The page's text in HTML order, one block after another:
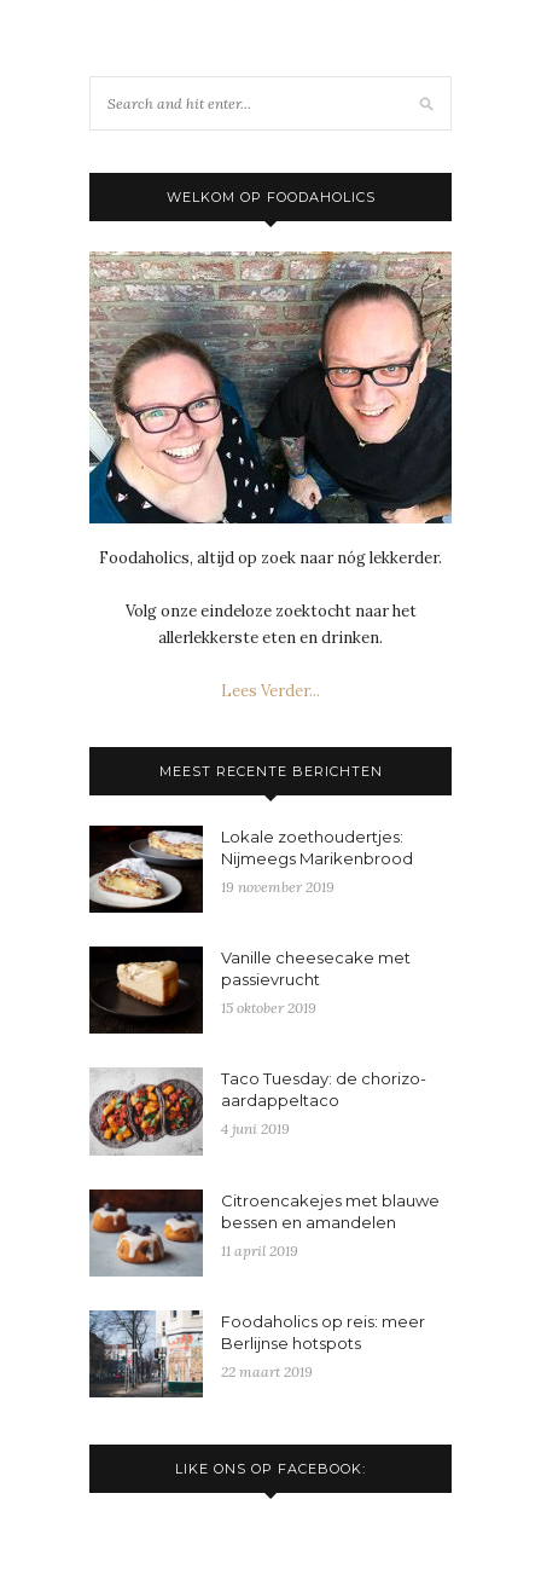
WELKOM OP FOODAHOLICS
Foodaholics, altijd op zoek naar nóg lekkerder.
Volg onze eindeloze zoektocht naar het
allerlekkerste eten en drinken.
Lees Verder...
MEEST RECENTE BERICHTEN
Lokale zoethoudertjes:
Nijmeegs Marikenbrood
19 november 2019
Vanille cheesecake met
passievrucht
15 oktober 2019
Taco Tuesday: de chorizo-
aardappeltaco
4 juni 2019
Citroencakejes met blauwe
bessen en amandelen
11 april 2019
Foodaholics op reis: meer
Berlijnse hotspots
22 maart 2019
LIKE ONS OP FACEBOOK: